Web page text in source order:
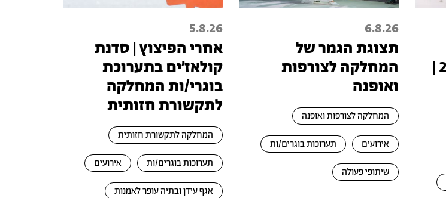
טכנופיאודליזם 2026 |
6.8.26
תצוגת הגמר של
המחלקה לצורפות
ואופנה
המחלקה לצורפות ואופנה
אירועים תערוכות בוגרים/ות
שיתופי פעולה
5.8.26
אחרי הפיצוץ | סדנת
קולאז׳ים בתערוכת
בוגרי/ות המחלקה
לתקשורת חזותית
המחלקה לתקשורת חזותית
תערוכות בוגרים/ות אירועים
אגף עידן ובתיה עופר לאמנות